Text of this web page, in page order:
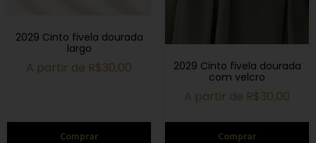
2029 Cinto fivela dourada
largo
A partir de R$30,00
Comprar
2029 Cinto fivela dourada
com velcro
A partir de R$30,00
Comprar